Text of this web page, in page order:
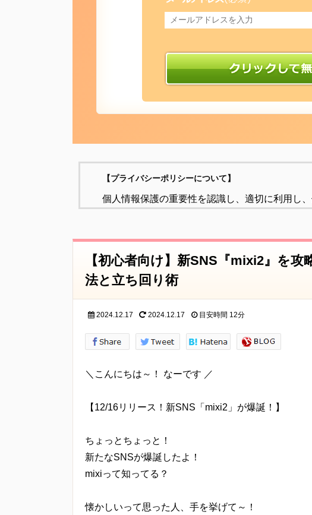
【プライバシーポリシーについて】
個人情報保護の重要性を認識し、適切に利用し
個人情報の定義
個人情報とは、個人に関する情報であり、氏名
電子メールアドレス、職業、勤務先等、特定の
当方は、以下の目的のため、その範囲内におい
人情報を提供された場合は、当方が本方針に則
・新商品の案内などお客様に有益かつ必要と思わ
個人情報の第三者提供
事前に本人の同意を得ることなく、個人情報を
【初心者向け】新SNS『mixi2』を
法と立ち回り術
2024.12.17 2024.12.17 目安時間 12分
＼こんにちは～！ なーです ／
【12/16リリース！新SNS「mixi2」が爆誕！】
ちょっとちょっと！
新たなSNSが爆誕したよ！
mixiって知ってる？
懐かしいって思った人、手を挙げて～！